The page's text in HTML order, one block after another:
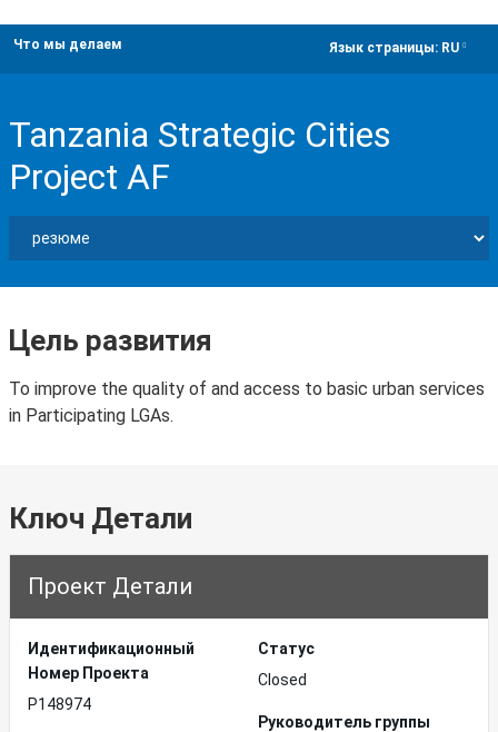
Что мы делаем Язык страницы: RU
Tanzania Strategic Cities
Project AF
Цель развития
To improve the quality of and access to basic urban services
in Participating LGAs.
Ключ Детали
Проект Детали
Идентификационный
Hомер Проекта
P148974
Статус
Closed
Руководитель группы